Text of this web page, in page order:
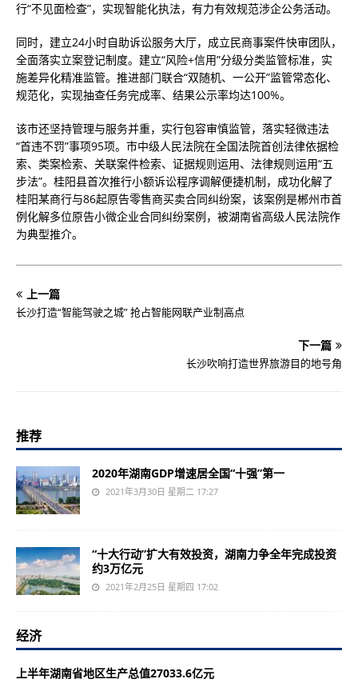
行“不见面检查”，实现智能化执法，有力有效规范涉企公务活动。
同时，建立24小时自助诉讼服务大厅，成立民商事案件快审团队，
全面落实立案登记制度。建立“风险+信用”分级分类监管标准，实
施差异化精准监管。推进部门联合“双随机、一公开”监管常态化、
规范化，实现抽查任务完成率、结果公示率均达100%。
该市还坚持管理与服务并重，实行包容审慎监管，落实轻微违法
“首违不罚”事项95项。市中级人民法院在全国法院首创法律依据检
索、类案检索、关联案件检索、证据规则运用、法律规则运用“五
步法”。桂阳县首次推行小额诉讼程序调解便捷机制，成功化解了
桂阳某商行与86起原告零售商买卖合同纠纷案，该案例是郴州市首
例化解多位原告小微企业合同纠纷案例，被湖南省高级人民法院作
为典型推介。
上一篇
长沙打造“智能驾驶之城” 抢占智能网联产业制高点
下一篇
长沙吹响打造世界旅游目的地号角
推荐
2020年湖南GDP增速居全国“十强”第一
2021年3月30日 星期二 17:27
“十大行动”扩大有效投资，湖南力争全年完成投资
约3万亿元
2021年2月25日 星期四 17:02
经济
上半年湖南省地区生产总值27033.6亿元